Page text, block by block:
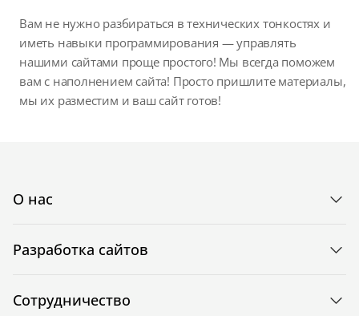
Вам не нужно разбираться в технических тонкостях и
иметь навыки программирования — управлять
нашими сайтами проще простого! Мы всегда поможем
вам с наполнением сайта! Просто пришлите материалы,
мы их разместим и ваш сайт готов!
О нас
Разработка сайтов
Сотрудничество